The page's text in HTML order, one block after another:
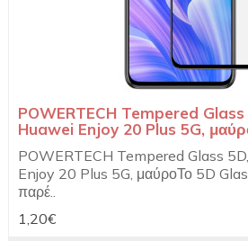
POWERTECH Tempered
Huawei Enjoy 20 Plus 5G,
POWERTECH Tempered Glass
Enjoy 20 Plus 5G, μαύροΤο 5D
παρέ..
1,20€